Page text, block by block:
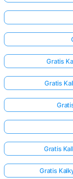
Gratis
Gratis
Gratis
Gratis